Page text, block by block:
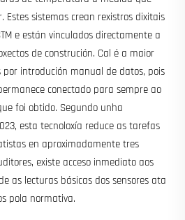
sistemas crean rexistros dixitais
e están vinculados directamente a
de construción. Cal é a maior
introdución manual de datos, pois
conectado para sempre ao
foi obtido. Segundo unha
esta tecnoloxía reduce as tarefas
en aproximadamente tres
existe acceso inmediato aos
as lecturas básicas dos sensores ata
pola normativa.